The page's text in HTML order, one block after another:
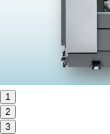
サステナビリティ
1
2
3